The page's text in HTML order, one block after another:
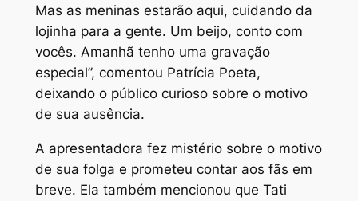
Mas as meninas estarão aqui, cuidando da
lojinha para a gente. Um beijo, conto com
vocês. Amanhã tenho uma gravação
especial”, comentou Patrícia Poeta,
deixando o público curioso sobre o motivo
de sua ausência.
A apresentadora fez mistério sobre o motivo
de sua folga e prometeu contar aos fãs em
breve. Ela também mencionou que Tati